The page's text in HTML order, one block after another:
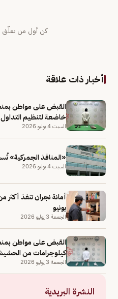
كن أول من يعلّق
أخبار ذات علاقة
القبض على مواطن
خاضعة لتنظيم
السبت 4 يوليو 2026
«المنافذ الجمركية» تُسجل 1198 حالة ضبط
السبت 4 يوليو 2026
يونيو
الجمعة 3 يوليو 2026
كيلوجرامات من
الجمعة 3 يوليو 2026
النشرة البريدية